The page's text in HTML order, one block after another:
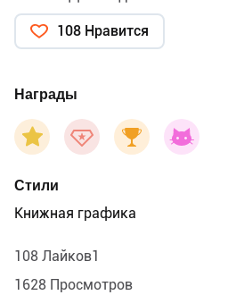
108 Нравится
Награды
Стили
Книжная графика
108 Лайков1
1628 Просмотров